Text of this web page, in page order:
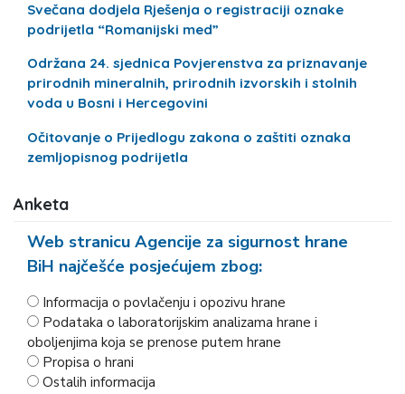
Svečana dodjela Rješenja o registraciji oznake
podrijetla “Romanijski med”
Održana 24. sjednica Povjerenstva za priznavanje
prirodnih mineralnih, prirodnih izvorskih i stolnih
voda u Bosni i Hercegovini
Očitovanje o Prijedlogu zakona o zaštiti oznaka
zemljopisnog podrijetla
Anketa
Web stranicu Agencije za sigurnost hrane
BiH najčešće posjećujem zbog:
Informacija o povlačenju i opozivu hrane
Podataka o laboratorijskim analizama hrane i
oboljenjima koja se prenose putem hrane
Propisa o hrani
Ostalih informacija